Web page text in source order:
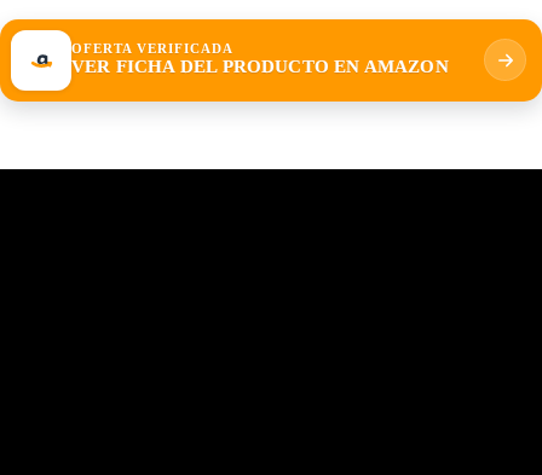
OFERTA VERIFICADA
VER FICHA DEL PRODUCTO EN AMAZON